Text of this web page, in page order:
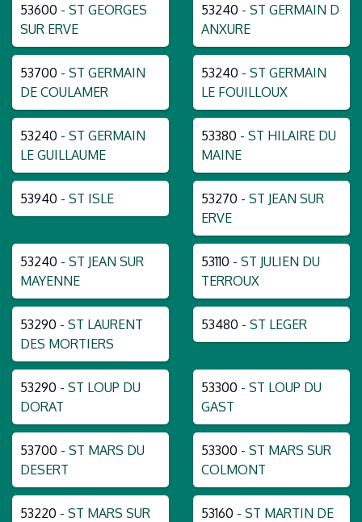
53600 - ST GEORGES
SUR ERVE
53240 - ST GERMAIN D
ANXURE
53700 - ST GERMAIN
DE COULAMER
53240 - ST GERMAIN
LE FOUILLOUX
53240 - ST GERMAIN
LE GUILLAUME
53380 - ST HILAIRE DU
MAINE
53940 - ST ISLE 53270 - ST JEAN SUR
ERVE
53240 - ST JEAN SUR
MAYENNE
53110 - ST JULIEN DU
TERROUX
53290 - ST LAURENT
DES MORTIERS
53480 - ST LEGER
53290 - ST LOUP DU
DORAT
53300 - ST LOUP DU
GAST
53700 - ST MARS DU
DESERT
53300 - ST MARS SUR
COLMONT
53220 - ST MARS SUR
53160 - ST MARTIN DE